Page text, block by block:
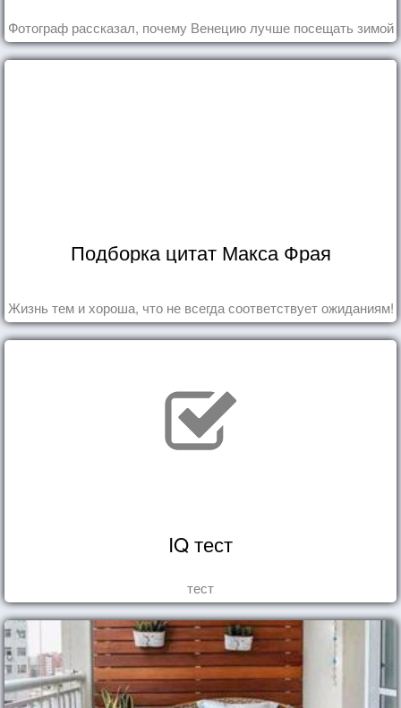
Фотограф рассказал, почему Венецию лучше посещать зимой
Подборка цитат Макса Фрая
Жизнь тем и хороша, что не всегда соответствует ожиданиям!
IQ тест
тест